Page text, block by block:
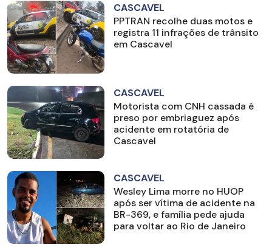
CASCAVEL
PPTRAN recolhe duas motos e
registra 11 infrações de trânsito
em Cascavel
CASCAVEL
Motorista com CNH cassada é
preso por embriaguez após
acidente em rotatória de
Cascavel
CASCAVEL
Wesley Lima morre no HUOP
após ser vítima de acidente na
BR-369, e família pede ajuda
para voltar ao Rio de Janeiro